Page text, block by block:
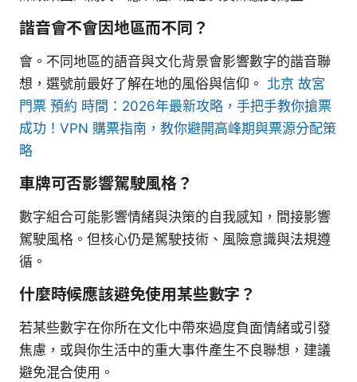
諧音會不會因地區而不同？
會。不同地區的語音與文化背景會影響數字的諧音聯
想，選號前最好了解在地的風俗與信仰。 北京 故宮
門票 預約 時間：2026年最新攻略，手把手教你搶票
成功！VPN 購票指南，教你避開高峰期與票源分配策
略
車牌可否影響駕駛風格？
數字組合可能影響情緒與決策的自我感知，間接影響
駕駛風格。但核心仍是駕駛技術、風險意識與法規遵
循。
什麼時候應該避免使用某些數字？
若某些數字在你所在文化中帶來過度負面情緒或引發
焦慮，或與你生活中的重大事件產生不良聯想，建議
避免混合使用。